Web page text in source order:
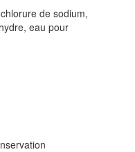
de sodium,
eau pour